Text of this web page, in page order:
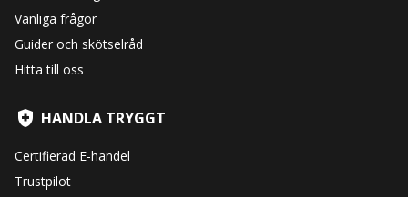
Vanliga frågor
Guider och skötselråd
Hitta till oss
HANDLA TRYGGT
Certifierad E-handel
Trustpilot